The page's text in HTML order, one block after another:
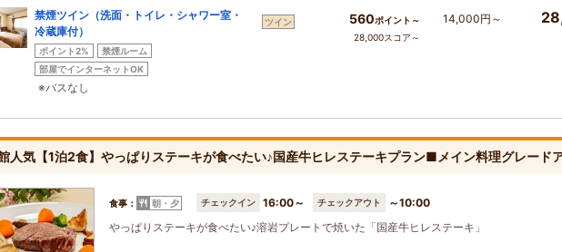
禁煙ツイン（洗面・トイレ・シャワー室・
冷蔵庫付）
ポイント2%
禁煙ルーム
部屋でインターネットOK
※バスなし
ツイン 560ポイント～
28,000スコア～
14,000円～
人気【1泊2食】やっぱりステーキが食べたい♪国産牛ヒレステーキプラン■メイン料理グレード
食事： 朝・夕 チェックイン 16:00～ チェックアウト
～10:00
やっぱりステーキが食べたい♪溶岩プレートで焼いた「国産牛ヒレステーキ」